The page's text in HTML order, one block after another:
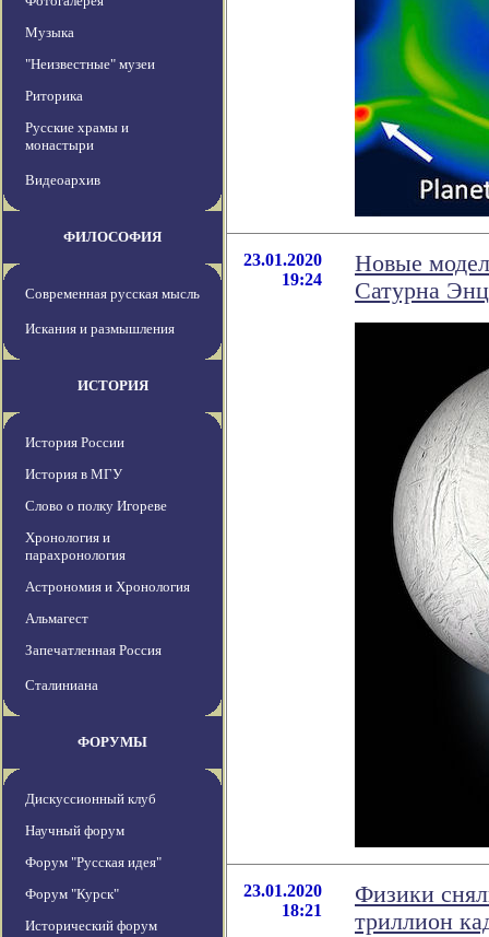
Музыка
"Неизвестные" музеи
Риторика
Русские храмы и
монастыри
Видеоархив
ФИЛОСОФИЯ
Современная русская мысль
Искания и размышления
ИСТОРИЯ
История России
История в МГУ
Слово о полку Игореве
Хронология и
парахронология
Астрономия и Хронология
Альмагест
Запечатленная Россия
Сталиниана
ФОРУМЫ
Дискуссионный клуб
Научный форум
Форум "Русская идея"
Форум "Курск"
Исторический форум
23.01.2020
19:24
Новые
Сатурна
23.01.2020
18:21
Физики
триллион